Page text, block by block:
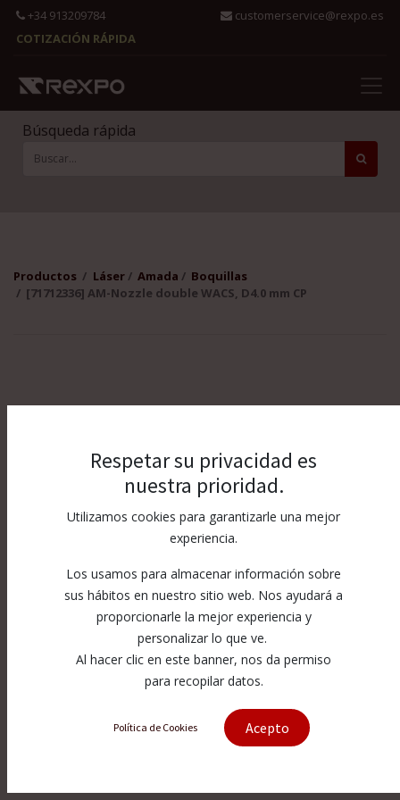
+34 913209784
customerservice@rexpo.es
COTIZACIÓN RÁPIDA
Búsqueda rápida
Productos Láser Amada
Boquillas
[71712336] AM-Nozzle double WACS, D4.0 mm CP
[71712336] AM-Nozzle double
Respetar su privacidad es
nuestra prioridad.
Utilizamos cookies para garantizarle una mejor
experiencia.
Los usamos para almacenar información sobre
sus hábitos en nuestro sitio web. Nos ayudará a
proporcionarle la mejor experiencia y
personalizar lo que ve.
Al hacer clic en este banner, nos da permiso
para recopilar datos.
Política de Cookies Acepto